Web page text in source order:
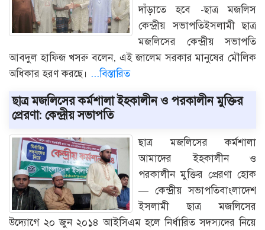
দাঁড়াতে হবে -ছাত্র মজলিস
কেন্দ্রীয় সভাপতিইসলামী ছাত্র
মজলিসের কেন্দ্রীয় সভাপতি
আবদুল হাফিজ খসরু বলেন, এই জালেম সরকার মানুষের মৌলিক
অধিকার হরণ করছে। ...বিস্তারিত
ছাত্র মজলিসের কর্মশালা ইহকালীন ও পরকালীন মুক্তির
প্রেরণা: কেন্দ্রীয় সভাপতি
ছাত্র মজলিসের কর্মশালা
আমাদের ইহকালীন ও
পরকালীন মুক্তির প্রেরণা হোক
— কেন্দ্রীয় সভাপতিবাংলাদেশ
ইসলামী ছাত্র মজলিসের
উদ্যোগে ২০ জুন ২০১৪ আইসিএম হলে নির্ধারিত সদস্যদের নিয়ে